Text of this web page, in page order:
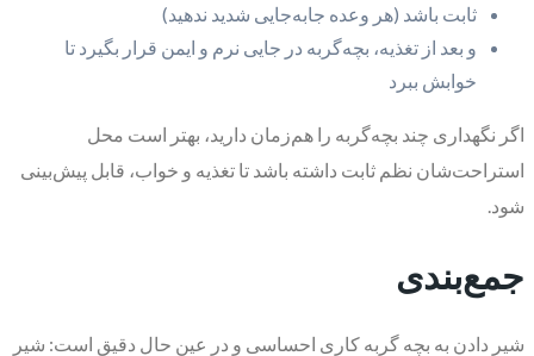
ثابت باشد (هر وعده جابه‌جایی شدید ندهید)
و بعد از تغذیه، بچه‌گربه در جایی نرم و ایمن قرار بگیرد تا
خوابش ببرد
اگر نگهداری چند بچه‌گربه را هم‌زمان دارید، بهتر است محل
استراحت‌شان نظم ثابت داشته باشد تا تغذیه و خواب، قابل پیش‌بینی
شود.
جمع‌بندی
شیر دادن به بچه گربه کاری احساسی و در عین حال دقیق است: شیر